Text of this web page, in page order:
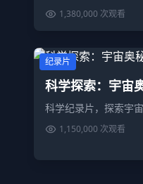
1,380,000 次观看
纪录片
科学探索：宇宙
科学纪录片，探索宇
1,150,000 次观看